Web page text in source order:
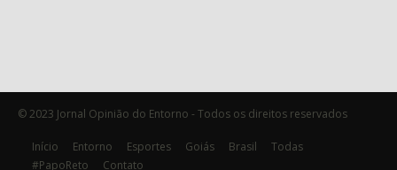
© 2023 Jornal Opinião do Entorno - Todos os direitos reservados
Início Entorno Esportes Goiás Brasil
Todas
#PapoReto
Contato